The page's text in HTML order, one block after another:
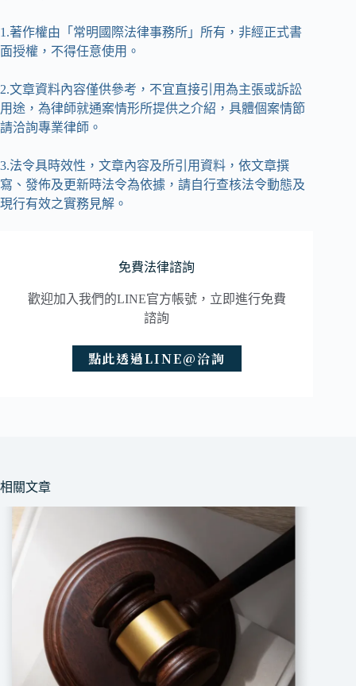
1.著作權由「常明國際法律事務所」所有，非經正式書
面授權，不得任意使用。
2.文章資料內容僅供參考，不宜直接引用為主張或訴訟
用途，為律師就通案情形所提供之介紹，具體個案情節
請洽詢專業律師。
3.法令具時效性，文章內容及所引用資料，依文章撰
寫、發佈及更新時法令為依據，請自行查核法令動態及
現行有效之實務見解。
免費法律諮詢
歡迎加入我們的LINE官方帳號，立即進行免費
諮詢
點此透過LINE@洽詢
相關文章